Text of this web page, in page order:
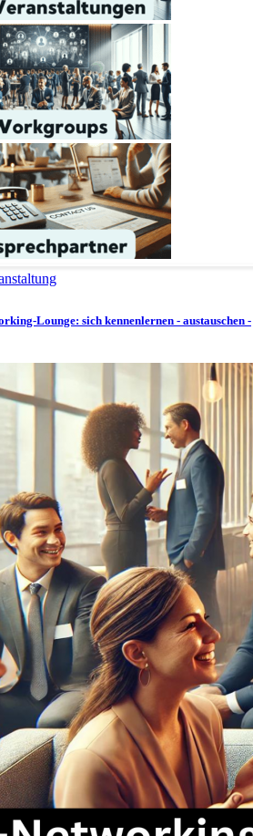
Lounge: sich kennenlernen - austauschen -